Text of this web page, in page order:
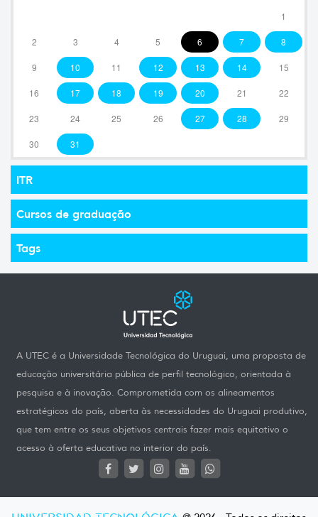
1
2 3 4 5 6 7 8
9 10 11 12 13 14 15
16 17 18 19 20 21 22
23 24 25 26 27 28 29
30 31
ITR
Cursos de graduação
Tags
A UTEC é a Universidade Tecnológica do Uruguai, uma proposta de
educação universitária pública de perfil tecnológico, orientada à
pesquisa e à inovação. Comprometida com os alineamentos
estratégicos do país, aberta às necessidades do Uruguai produtivo,
que tem entre os seus objetivos centrais fazer mais equitativo o
acesso à oferta educativa no interior do país.